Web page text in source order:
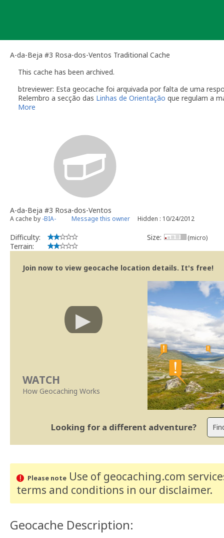
A-da-Beja #3 Rosa-dos-Ventos Traditional Cache
This cache has been archived.
btreviewer: Esta geocache foi arquivada por falta de uma
Relembro a secção das Linhas de Orientação que regulam a
quando alguém reporta um problema com a geocache
"Precisa de Manutenção". Desactive temporariamente
geocache até que tenha resolvido o problema. É-lhe
do qual deverá verificar o estado da sua geocache. Se
temporariamente desactivada por um longo período de
Se no local existe algum recipiente por favor recolha-
Uma vez que se trata de um caso de falta de manutenção a
conta este arquivamento por falta de manutenção.
btreviewer
Work with the reviewer, not against him
More
A-da-Beja #3 Rosa-dos-Ventos
A cache by -BIA- Message this owner Hidden : 10/24/2012
Difficulty:
Terrain:
Size: (micro)
Join now to view geocache location details. It's free!
WATCH
How Geocaching Works
Looking for a different adventure?
Please noteUse of geocaching.com
terms and conditions in our disclaimer.
Geocache Description: